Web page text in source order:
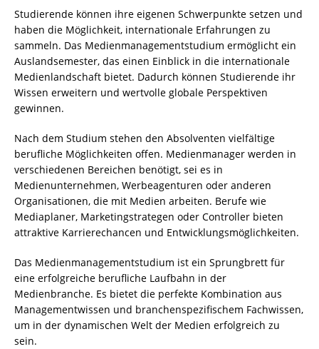
Studierende können ihre eigenen Schwerpunkte setzen und
haben die Möglichkeit, internationale Erfahrungen zu
sammeln. Das Medienmanagementstudium ermöglicht ein
Auslandsemester, das einen Einblick in die internationale
Medienlandschaft bietet. Dadurch können Studierende ihr
Wissen erweitern und wertvolle globale Perspektiven
gewinnen.
Nach dem Studium stehen den Absolventen vielfältige
berufliche Möglichkeiten offen. Medienmanager werden in
verschiedenen Bereichen benötigt, sei es in
Medienunternehmen, Werbeagenturen oder anderen
Organisationen, die mit Medien arbeiten. Berufe wie
Mediaplaner, Marketingstrategen oder Controller bieten
attraktive Karrierechancen und Entwicklungsmöglichkeiten.
Das Medienmanagementstudium ist ein Sprungbrett für
eine erfolgreiche berufliche Laufbahn in der
Medienbranche. Es bietet die perfekte Kombination aus
Managementwissen und branchenspezifischem Fachwissen,
um in der dynamischen Welt der Medien erfolgreich zu
sein.